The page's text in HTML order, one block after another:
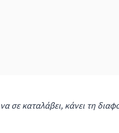
σε καταλάβει, κάνει τη